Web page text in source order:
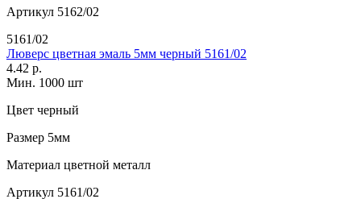
Артикул 5162/02
5161/02
Люверс цветная эмаль 5мм черный 5161/02
4.42 р.
Мин. 1000 шт
Цвет черный
Размер 5мм
Материал цветной металл
Артикул 5161/02